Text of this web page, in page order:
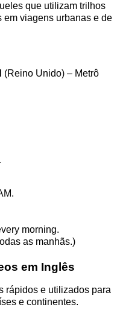
que utilizam trilhos
em viagens urbanas e de
(Reino Unido) – Metrô
morning.
as manhãs.)
em Inglês
rápidos e utilizados para
e continentes.